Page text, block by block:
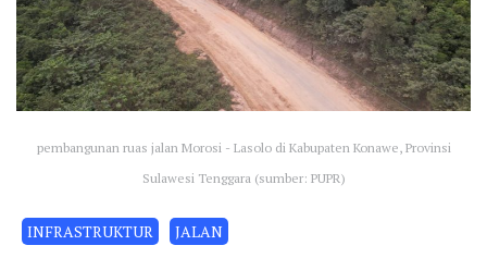
pembangunan ruas jalan Morosi - Lasolo di Kabupaten Konawe, Provinsi
Sulawesi Tenggara (sumber: PUPR)
INFRASTRUKTUR JALAN